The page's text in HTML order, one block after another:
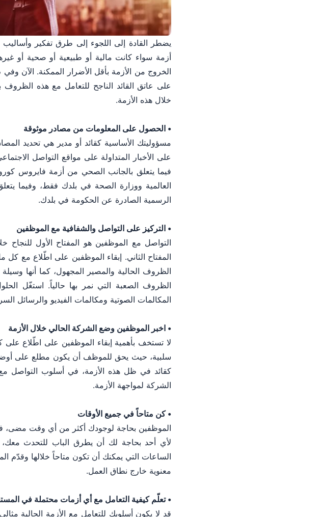
يضطر القادة إلى اللجوء إلى طرق تفكير وأساليب
أزمة سواء كانت مالية أو طبيعية أو صحية أو
الخروج من الأزمة بأقل الأضرار الممكنة. الآن
خلال هذه الأزمة.
• الحصول على المعلومات من مصادر موثوقة
مسؤوليتك الأساسية كقائد أو مدير هي تحديد
على الأخبار المتداولة على مواقع التواصل
فيما يتعلق بالجانب الصحي من أزمة فايروس
العالمية ووزارة الصحة في بلدك فقط، وفيما
الرسمية الصادرة عن الحكومة في بلدك.
• التركيز على التواصل والشفافية مع الموظفين
التواصل مع الموظفين هو المفتاح الأول
المفتاح الثاني. إبقاء الموظفين على اطّلاع مع
الظروف الحالية والمصير المجهول، كما أنها
الظروف الصعبة التي نمر بها حالياً. استغّل
المكالمات الصوتية ومكالمات الفيديو والرسائل
• اخبر الموظفين وضع الشركة الحالي خلال الأزمة
لا تستخف بأهمية إبقاء الموظفين على اطّلاع
سلبية، حيث يحق للموظف أن يكون مطلع على
كقائد في ظل هذه الأزمة، في أسلوب التواصل مع
الشركة لمواجهة الأزمة.
• كن متاحاً في جميع الأوقات
الموظفين بحاجة لوجودك أكثر من أي وقت مضى،
لأي أحد بحاجة لك أن يطرق الباب للتحدث
الساعات التي يمكنك أن تكون متاحاً خلالها وقدّم
معنوية خارج نطاق العمل.
• تعلّم كيفية التعامل مع أي أزمات محتملة في
قد لا يكون أسلوبك للتعامل مع الأزمة الحالية